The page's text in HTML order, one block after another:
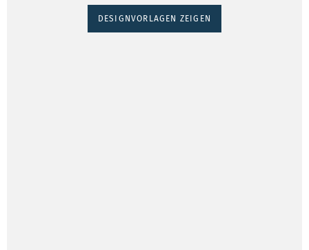
DESIGNVORLAGEN ZEIGEN